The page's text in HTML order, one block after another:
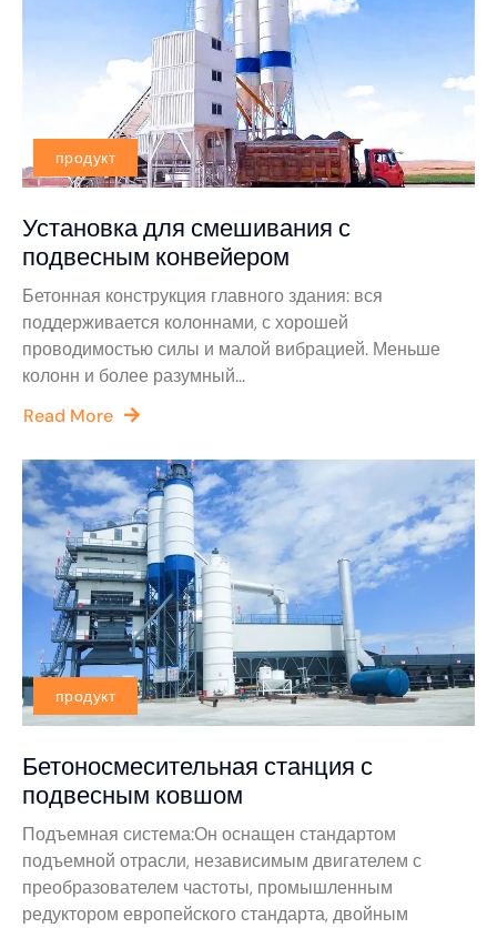
продукт
Установка для смешивания с
подвесным конвейером
Бетонная конструкция главного здания: вся
поддерживается колоннами, с хорошей
проводимостью силы и малой вибрацией. Меньше
колонн и более разумный...
Read More
продукт
Бетоносмесительная станция с
подвесным ковшом
Подъемная система:Он оснащен стандартом
подъемной отрасли, независимым двигателем с
преобразователем частоты, промышленным
редуктором европейского стандарта, двойным